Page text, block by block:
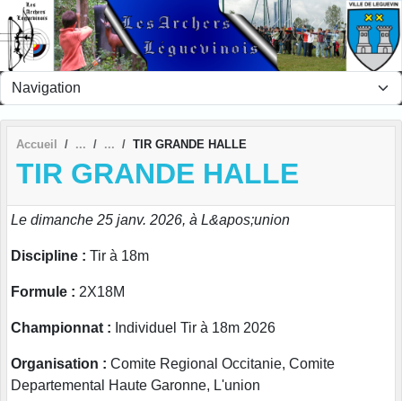
Accueil TIR GRANDE HALLE
TIR GRANDE HALLE
Le dimanche 25 janv. 2026, à L&apos;union
Discipline : Tir à 18m
Formule : 2X18M
Championnat : Individuel Tir à 18m 2026
Organisation : Comite Regional Occitanie, Comite
Departemental Haute Garonne, L'union
Panneau de gestion des cookies